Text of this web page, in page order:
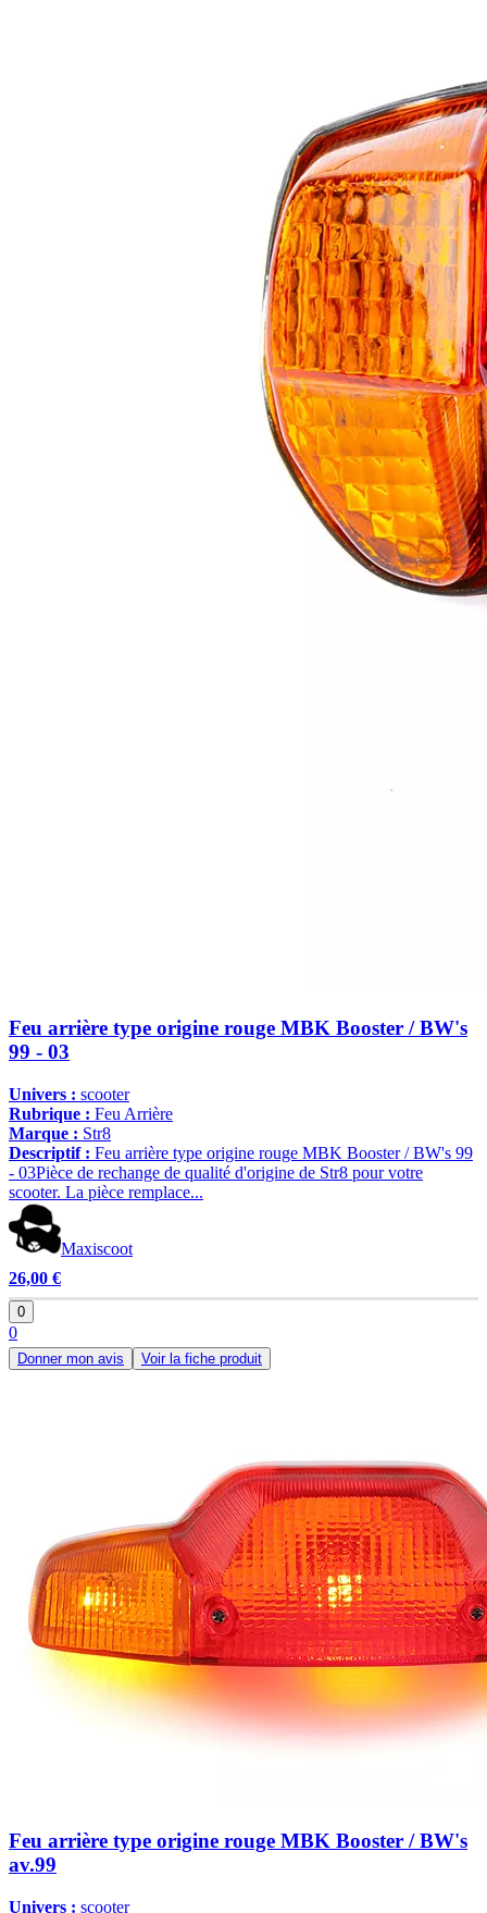
Feu arrière type origine rouge MBK Booster / BW's
99 - 03
Univers : scooter
Rubrique : Feu Arrière
Marque : Str8
Descriptif : Feu arrière type origine rouge MBK Booster / BW's 99
- 03Pièce de rechange de qualité d'origine de Str8 pour votre
scooter. La pièce remplace...
Maxiscoot
26,00 €
0
0
Donner mon avis Voir la fiche produit
Feu arrière type origine rouge MBK Booster / BW's
av.99
Univers : scooter